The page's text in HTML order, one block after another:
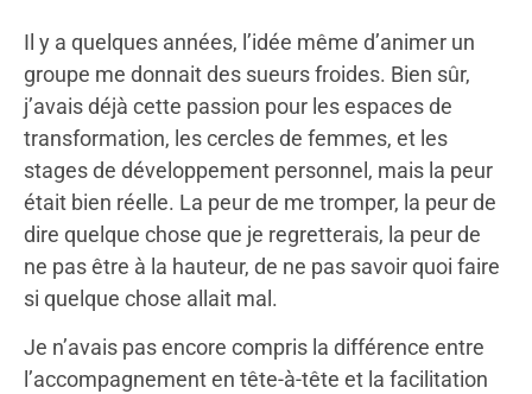
Il y a quelques années, l’idée même d’animer un
groupe me donnait des sueurs froides. Bien sûr,
j’avais déjà cette passion pour les espaces de
transformation, les cercles de femmes, et les
stages de développement personnel, mais la peur
était bien réelle. La peur de me tromper, la peur de
dire quelque chose que je regretterais, la peur de
ne pas être à la hauteur, de ne pas savoir quoi faire
si quelque chose allait mal.
Je n’avais pas encore compris la différence entre
l’accompagnement en tête-à-tête et la facilitation